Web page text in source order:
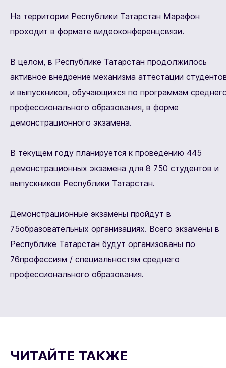
На территории Республики Татарстан Марафон
проходит в формате видеоконференцсвязи.
В целом, в Республике Татарстан продолжилось
активное внедрение механизма аттестации
и выпускников, обучающихся по программам
профессионального образования, в форме
демонстрационного экзамена.
В текущем году планируется к проведению 445
демонстрационных экзамена для 8 750 студентов и
выпускников Республики Татарстан.
Демонстрационные экзамены пройдут в
75образовательных организациях. Всего экзамены в
Республике Татарстан будут организованы по
76профессиям / специальностям среднего
профессионального образования.
ЧИТАЙТЕ ТАКЖЕ